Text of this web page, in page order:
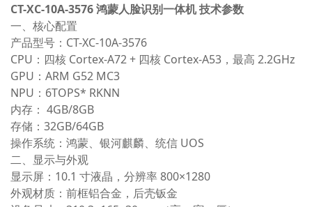
CT-XC-10A-3576 鸿蒙人脸识别一体机 技术参数
一、核心配置
产品型号 ：CT-XC-10A-3576
CPU ：四核 Cortex‑A72 + 四核 Cortex‑A53，最高 2.2GHz
GPU ：ARM G52 MC3
NPU ：6TOPS* RKNN
内存 ： 4GB/8GB
存储 ：32GB/64GB
操作系统 ：鸿蒙、银河麒麟、统信 UOS
二、显示与外观
显示屏 ：10.1 寸液晶，分辨率 800×1280
外观材质 ：前框铝合金，后壳钣金